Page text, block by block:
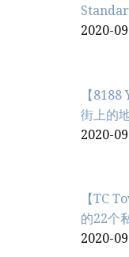
2020-
【
街上的
2020-
【TC
的22个
2020-